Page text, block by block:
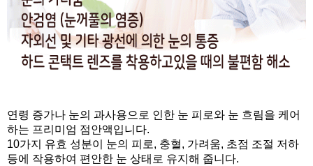
연령 증가나 눈의 과사용으로 인한 눈 피로와 눈 흐림을 케어
하는 프리미엄 점안액입니다.
10가지 유효 성분이 눈의 피로, 충혈, 가려움, 초점 조절 저하
등에 작용하여 편안한 눈 상태로 유지해 줍니다.